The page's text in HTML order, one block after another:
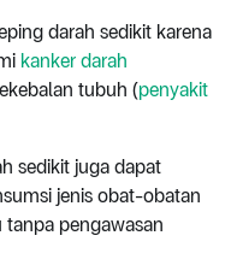
darah sedikit karena
kanker darah
tubuh (penyakit
sedikit juga dapat
jenis obat-obatan
pengawasan